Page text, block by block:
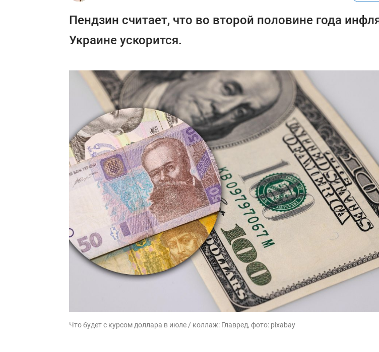
Пендзин считает, что во второй половине года
Украине ускорится.
Что будет с курсом доллара в июле / коллаж: Главред, фото: pixabay